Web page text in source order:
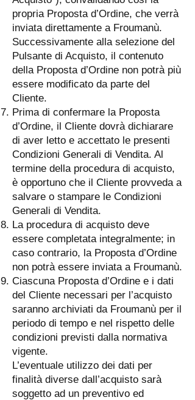
propria Proposta d’Ordine, che verrà
inviata direttamente a Froumanù.
Successivamente alla selezione del
Pulsante di Acquisto, il contenuto
della Proposta d’Ordine non potrà più
essere modificato da parte del
Cliente.
Prima di confermare la Proposta
d’Ordine, il Cliente dovrà dichiarare
di aver letto e accettato le presenti
Condizioni Generali di Vendita. Al
termine della procedura di acquisto,
è opportuno che il Cliente provveda a
salvare o stampare le Condizioni
Generali di Vendita.
La procedura di acquisto deve
essere completata integralmente; in
caso contrario, la Proposta d’Ordine
non potrà essere inviata a Froumanù.
Ciascuna Proposta d’Ordine e i dati
del Cliente necessari per l’acquisto
saranno archiviati da Froumanù per il
periodo di tempo e nel rispetto delle
condizioni previsti dalla normativa
vigente.
L’eventuale utilizzo dei dati per
finalità diverse dall’acquisto sarà
soggetto ad un preventivo ed